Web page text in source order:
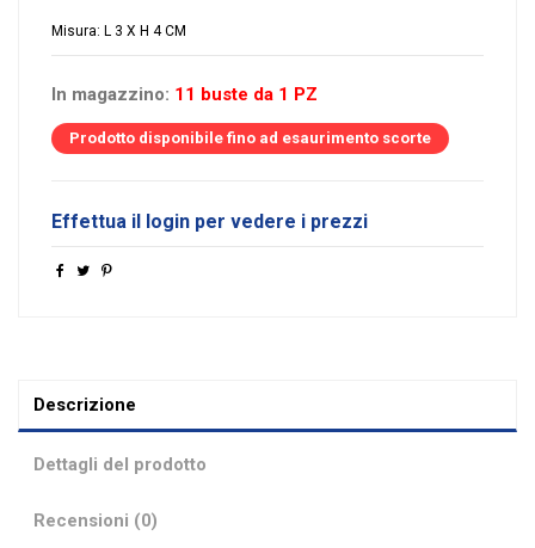
Misura: L 3 X H 4 CM
In magazzino: 11 buste da 1 PZ
Prodotto disponibile fino ad esaurimento scorte
Effettua il login per vedere i prezzi
Descrizione
Dettagli del prodotto
Recensioni (0)